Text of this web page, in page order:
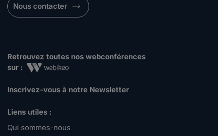
Nous contacter
Retrouvez toutes nos webconférences
sur :
Inscrivez-vous à notre Newsletter
Liens utiles :
Qui sommes-nous